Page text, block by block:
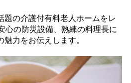
題の介護付有料老人ホームをレ
心の防災設備、熟練の料理長に
力をお伝えします。